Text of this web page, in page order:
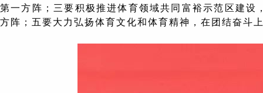
第一方阵；三要积极推进体育领域共同富裕示范区建
方阵；五要大力弘扬体育文化和体育精神，在团结奋斗